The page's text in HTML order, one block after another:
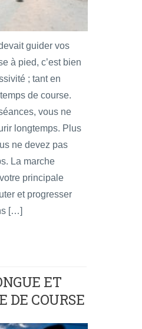
guider vos
à pied, c’est bien
; tant en
de course.
vous ne
longtemps. Plus
ne devez pas
La marche
principale
et progresser
[…]
ET
DE COURSE